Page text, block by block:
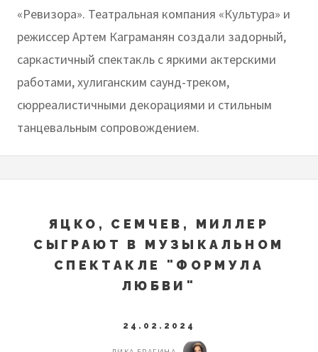
«Ревизора». Театральная компания «Культура» и
режиссер Артем Каграманян создали задорный,
саркастичный спектакль с яркими актерскими
работами, хулиганским саунд-треком,
сюрреалистичными декорациями и стильным
танцевальным сопровождением.
ЯЦКО, СЕМЧЕВ, МИЛЛЕР
СЫГРАЮТ В МУЗЫКАЛЬНОМ
СПЕКТАКЛЕ "ФОРМУЛА
ЛЮБВИ"
24.02.2024